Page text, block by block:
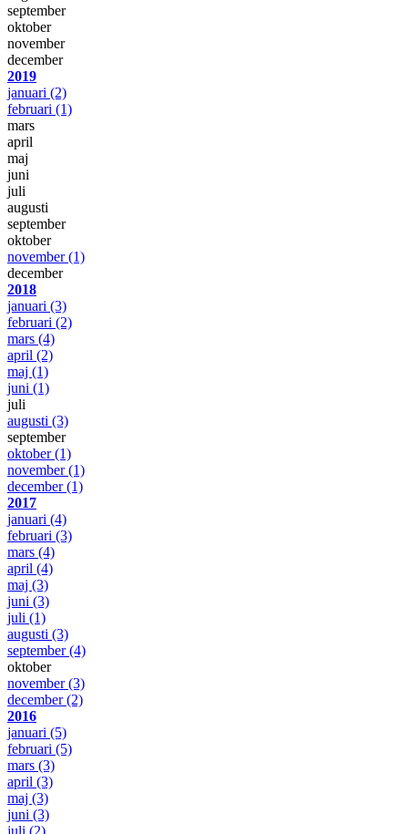
september
oktober
november
december
2019
januari (2)
februari (1)
mars
april
maj
juni
juli
augusti
september
oktober
november(1)
december
2018
januari (3)
februari (2)
mars (4)
april (2)
maj (1)
juni (1)
juli
augusti (3)
september
oktober(1)
november(1)
december(1)
2017
januari (4)
februari (3)
mars (4)
april (4)
maj (3)
juni (3)
juli (1)
augusti (3)
september(4)
oktober
november(3)
december(2)
2016
januari (5)
februari (5)
mars (3)
april (3)
maj (3)
juni (3)
juli (2)